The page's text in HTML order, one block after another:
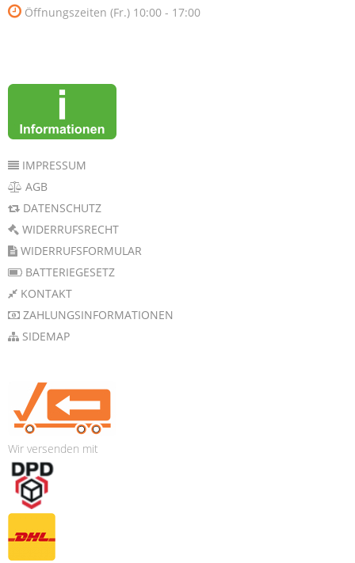
Öffnungszeiten (Fr.) 10:00 - 17:00
IMPRESSUM
AGB
DATENSCHUTZ
WIDERRUFSRECHT
WIDERRUFSFORMULAR
BATTERIEGESETZ
KONTAKT
ZAHLUNGSINFORMATIONEN
SIDEMAP
Wir versenden mit